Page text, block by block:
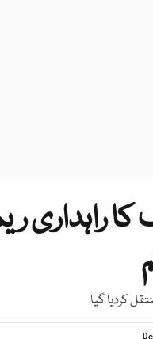
راہداری
کردیا گیا